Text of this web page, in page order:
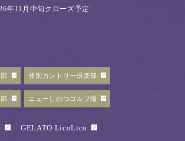
年11月中旬クローズ予定
登別カントリー倶楽部
ニューしのつゴルフ場
GELATO LicoLico